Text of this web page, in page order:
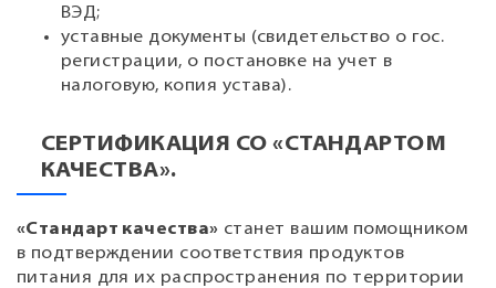
ВЭД;
уставные документы (свидетельство о гос.
регистрации, о постановке на учет в
налоговую, копия устава).
СЕРТИФИКАЦИЯ СО «СТАНДАРТОМ
КАЧЕСТВА».
«Стандарт качества» станет вашим помощником
в подтверждении соответствия продуктов
питания для их распространения по территории